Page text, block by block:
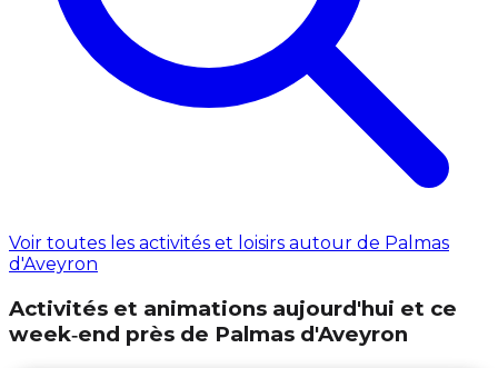
Voir toutes les activités et loisirs autour de Palmas
d'Aveyron
Activités et animations aujourd'hui et ce
week‑end près de Palmas d'Aveyron